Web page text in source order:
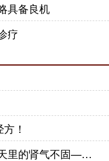
具备良机
疗
！
手指头尖麻木挂什么科室，三伏天里的肾气不固——肾合jjn